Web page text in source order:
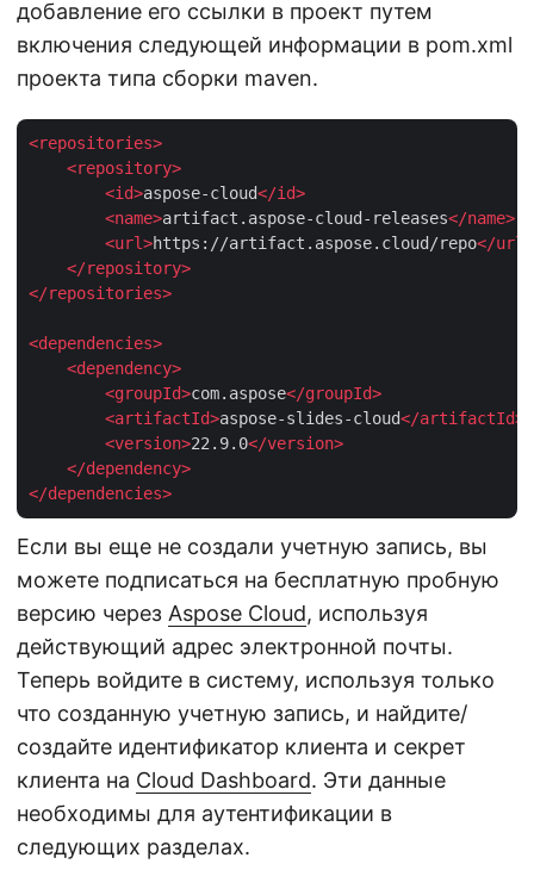
добавление его ссылки в проект путем
включения следующей информации в pom.xml
проекта типа сборки maven.
<repositories>
<repository>
<id>aspose-cloud</id>
<name>artifact.aspose-cloud-releases</name>
<url>https://artifact.aspose.cloud/repo</url
</repository>
</repositories>
<dependencies>
<dependency>
<groupId>com.aspose</groupId>
<artifactId>aspose-slides-cloud</artifactId>
<version>22.9.0</version>
</dependency>
</dependencies>
Если вы еще не создали учетную запись, вы
можете подписаться на бесплатную пробную
версию через Aspose Cloud, используя
действующий адрес электронной почты.
Теперь войдите в систему, используя только
что созданную учетную запись, и найдите/
создайте идентификатор клиента и секрет
клиента на Cloud Dashboard. Эти данные
необходимы для аутентификации в
следующих разделах.